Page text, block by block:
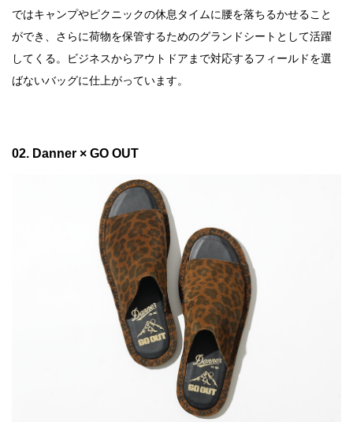
ではキャンプやピクニックの休息タイムに腰を落ちるかせること
ができ、さらに荷物を保管するためのグランドシートとして活躍
してくる。ビジネスからアウトドアまで対応するフィールドを選
ばないバッグに仕上がっています。
02. Danner × GO OUT